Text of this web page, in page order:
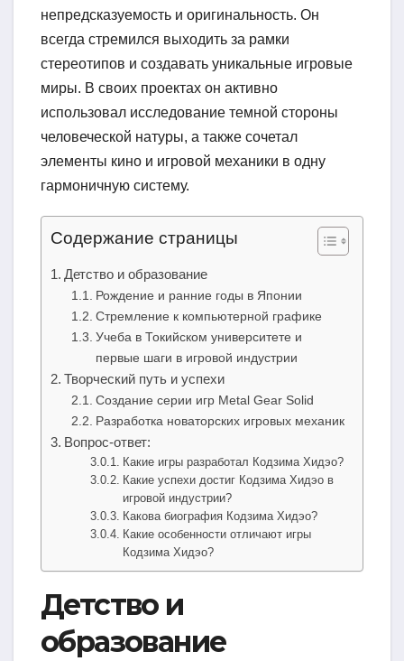
непредсказуемость и оригинальность. Он
всегда стремился выходить за рамки
стереотипов и создавать уникальные игровые
миры. В своих проектах он активно
использовал исследование темной стороны
человеческой натуры, а также сочетал
элементы кино и игровой механики в одну
гармоничную систему.
Содержание страницы
Детство и образование
Рождение и ранние годы в Японии
Стремление к компьютерной графике
Учеба в Токийском университете и
первые шаги в игровой индустрии
Творческий путь и успехи
Создание серии игр Metal Gear Solid
Разработка новаторских игровых механик
Вопрос-ответ:
Какие игры разработал Кодзима Хидэо?
Какие успехи достиг Кодзима Хидэо в
игровой индустрии?
Какова биография Кодзима Хидэо?
Какие особенности отличают игры
Кодзима Хидэо?
Детство и
образование